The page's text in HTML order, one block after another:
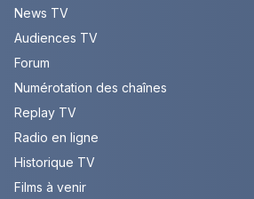
News TV
Audiences TV
Forum
Numérotation des chaînes
Replay TV
Radio en ligne
Historique TV
Films à venir